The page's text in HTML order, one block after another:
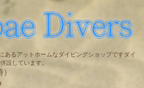
あるアットホームなダイビングショップですダイ
設しています。